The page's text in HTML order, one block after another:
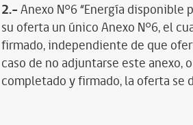
2.-Anexo N°6 “Energía
su oferta un único Anexo N°6, el
firmado, independiente de que
caso de no adjuntarse este
completado y firmado, la oferta se